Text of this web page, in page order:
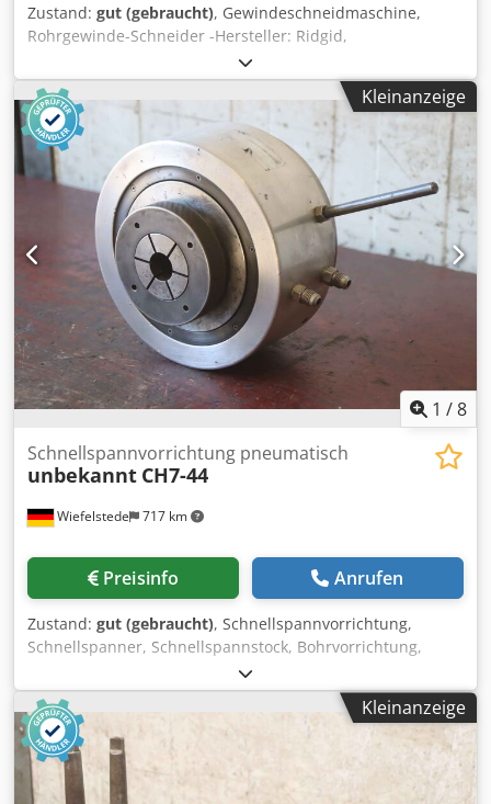
Zustand: gut (gebraucht), Gewindeschneidmaschine,
Rohrgewinde-Schneider -Hersteller: Ridgid,
Gewindeschneidmaschine Typ 535 -Rohrgröße: 1/8 bis 2
Zoll Cedpfswub Ekjx Am Rsrf -Spindelbohrung: Ø 64 mm -
Betriebsspannung: 230 Volt -Abmessungen:
1080/700/H1140 mm -Gewicht: 128 Kg
Kleinanzeige
1 /8
Wiefelstede 717 km
Schnellspannvorrichtung pneumatisch
unbekannt CH7-44
Preisinfo Anrufen
Zustand: gut (gebraucht), Schnellspannvorrichtung,
Schnellspanner, Schnellspannstock, Bohrvorrichtung,
Maschinenschraubstock, Bohrmaschinen-Schraubstock,
Spannhülse, Spannzange -Gewindeschneidkopf:
selbstöffnende Gewindeschneidkopf -Typ: CH7-44 -
Aufnahme: M48 -Spannzange: Ø 25 mm -Abmessung:
330/210/H135 mm -Gewicht: 17,4 kg Crsdpfov Uw Amex Am
Rsf
Kleinanzeige